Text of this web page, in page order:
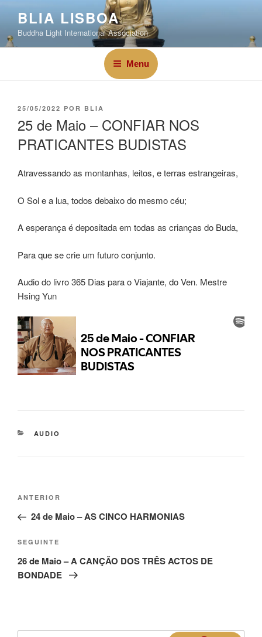
BLIA LISBOA
Buddha Light International Association
Menu
25/05/2022 POR BLIA
25 de Maio – CONFIAR NOS
PRATICANTES BUDISTAS
Atravessando as montanhas, leitos, e terras estrangeiras,
O Sol e a lua, todos debaixo do mesmo céu;
A esperança é depositada em todas as crianças do Buda,
Para que se crie um futuro conjunto.
Audio do livro 365 Dias para o Viajante, do Ven. Mestre
Hsing Yun
AUDIO
ANTERIOR
24 de Maio – AS CINCO HARMONIAS
SEGUINTE
26 de Maio – A CANÇÃO DOS TRÊS ACTOS DE
BONDADE